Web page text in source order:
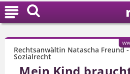

Rechtsanwältin Natascha Freund
Sozialrecht